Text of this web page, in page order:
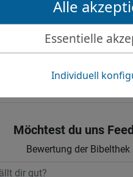
28
Möchtest du uns
Bewertung der Bibelthek